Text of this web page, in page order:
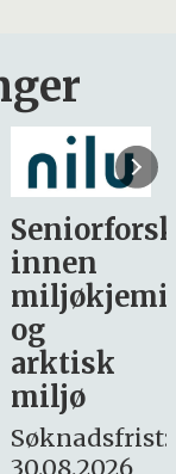
søker
– fast
Søknadsfrist:
16. august.